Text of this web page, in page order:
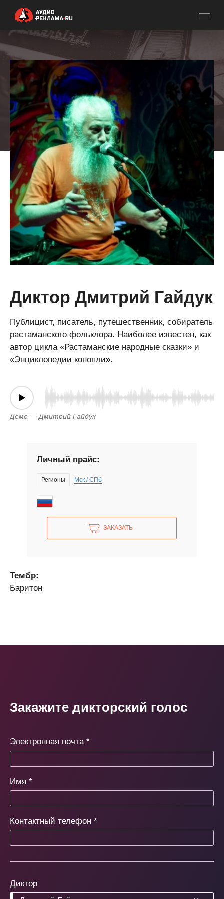
Диктор Дмитрий Гайдук
Публицист, писатель, путешественник, собиратель
растаманского фольклора. Наиболее известен, как
автор цикла «Растаманские народные сказки» и
«Энциклопедии конопли».
Демо — Дмитрий Гайдук
Личный прайс:
Регионы Мск / СПб
ЗАКАЗАТЬ
Тембр:
Баритон
Закажите дикторский голос
Электронная почта *
Имя *
Контактный телефон *
Диктор